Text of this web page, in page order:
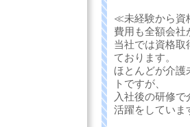
≪未経験から資
費用も全額会
当社では資格取
ております。
ほとんどが介護
トですが、
入社後の研修で
活躍をしていま